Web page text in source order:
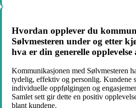
Hvordan opplever du
Sølvmesteren under og etter
hva er din generelle opplevelse
Kommunikasjonen med Sølvmesteren
tydelig, effektiv og personlig. Kundene
individuelle oppfølgingen og
Samlet sett gir dette en positiv
blant kundene.